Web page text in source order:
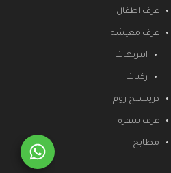
غرف اطفال
غرف معيشه
انتريهات
ركنات
دريسنج روم
غرف سفره
مطابخ